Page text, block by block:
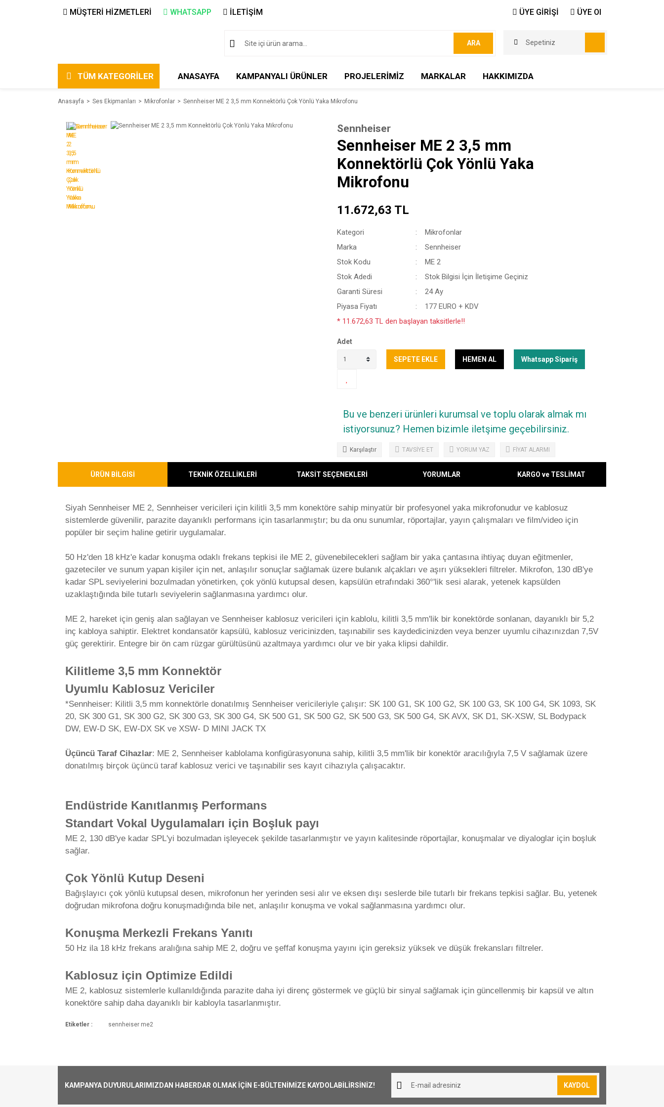
MÜŞTERİ HİZMETLERİ WHATSAPP İLETİŞİM ÜYE GİRİŞİ ÜYE Ol
ARA Sepetiniz
TÜM KATEGORİLER ANASAYFA KAMPANYALI ÜRÜNLER PROJELERİMİZ MARKALAR HAKKIMIZDA
Anasayfa Ses Ekipmanları Mikrofonlar Sennheiser ME 2 3,5 mm Konnektörlü Çok Yönlü Yaka Mikrofonu
Sennheiser
Sennheiser ME 2 3,5 mm
Konnektörlü Çok Yönlü Yaka
Mikrofonu
11.672,63 TL
Kategori
Mikrofonlar
Marka
Sennheiser
Stok Kodu
ME 2
Stok Adedi
Stok Bilgisi İçin İletişime Geçiniz
Garanti Süresi
24 Ay
Piyasa Fiyatı
177 EURO + KDV
* 11.672,63 TL den başlayan taksitlerle!!
Adet
SEPETE EKLE HEMEN AL Whatsapp Sipariş
Bu ve benzeri ürünleri kurumsal ve toplu olarak almak mı
istiyorsunuz? Hemen bizimle iletşime geçebilirsiniz.
Karşılaştır TAVSİYE ET YORUM YAZ FİYAT ALARMI
ÜRÜN BİLGİSİ TEKNİK ÖZELLİKLERİ TAKSİT SEÇENEKLERİ YORUMLAR KARGO ve TESLİMAT
Siyah Sennheiser ME 2, Sennheiser vericileri için kilitli 3,5 mm konektöre sahip minyatür bir profesyonel yaka mikrofonudur ve kablosuz
sistemlerde güvenilir, parazite dayanıklı performans için tasarlanmıştır; bu da onu sunumlar, röportajlar, yayın çalışmaları ve film/video için
popüler bir seçim haline getirir uygulamalar.
50 Hz'den 18 kHz'e kadar konuşma odaklı frekans tepkisi ile ME 2, güvenebilecekleri sağlam bir yaka çantasına ihtiyaç duyan eğitmenler,
gazeteciler ve sunum yapan kişiler için net, anlaşılır sonuçlar sağlamak üzere bulanık alçakları ve aşırı yüksekleri filtreler. Mikrofon, 130 dB'ye
kadar SPL seviyelerini bozulmadan yönetirken, çok yönlü kutupsal desen, kapsülün etrafındaki 360°'lik sesi alarak, yetenek kapsülden
uzaklaştığında bile tutarlı seviyelerin sağlanmasına yardımcı olur.
ME 2, hareket için geniş alan sağlayan ve Sennheiser kablosuz vericileri için kablolu, kilitli 3,5 mm'lik bir konektörde sonlanan, dayanıklı bir 5,2
inç kabloya sahiptir. Elektret kondansatör kapsülü, kablosuz vericinizden, taşınabilir ses kaydedicinizden veya benzer uyumlu cihazınızdan 7,5V
güç gerektirir. Entegre bir ön cam rüzgar gürültüsünü azaltmaya yardımcı olur ve bir yaka klipsi dahildir.
Kilitleme 3,5 mm Konnektör
Uyumlu Kablosuz Vericiler
*Sennheiser: Kilitli 3,5 mm konnektörle donatılmış Sennheiser vericileriyle çalışır: SK 100 G1, SK 100 G2, SK 100 G3, SK 100 G4, SK 1093, SK
20, SK 300 G1, SK 300 G2, SK 300 G3, SK 300 G4, SK 500 G1, SK 500 G2, SK 500 G3, SK 500 G4, SK AVX, SK D1, SK-XSW, SL Bodypack
DW, EW-D SK, EW-DX SK ve XSW- D MINI JACK TX
Üçüncü Taraf Cihazlar: ME 2, Sennheiser kablolama konfigürasyonuna sahip, kilitli 3,5 mm'lik bir konektör aracılığıyla 7,5 V sağlamak üzere
donatılmış birçok üçüncü taraf kablosuz verici ve taşınabilir ses kayıt cihazıyla çalışacaktır.
Endüstride Kanıtlanmış Performans
Standart Vokal Uygulamaları için Boşluk payı
ME 2, 130 dB'ye kadar SPL'yi bozulmadan işleyecek şekilde tasarlanmıştır ve yayın kalitesinde röportajlar, konuşmalar ve diyaloglar için boşluk
sağlar.
Çok Yönlü Kutup Deseni
Bağışlayıcı çok yönlü kutupsal desen, mikrofonun her yerinden sesi alır ve eksen dışı seslerde bile tutarlı bir frekans tepkisi sağlar. Bu, yetenek
doğrudan mikrofona doğru konuşmadığında bile net, anlaşılır konuşma ve vokal sağlanmasına yardımcı olur.
Konuşma Merkezli Frekans Yanıtı
50 Hz ila 18 kHz frekans aralığına sahip ME 2, doğru ve şeffaf konuşma yayını için gereksiz yüksek ve düşük frekansları filtreler.
Kablosuz için Optimize Edildi
ME 2, kablosuz sistemlerle kullanıldığında parazite daha iyi direnç göstermek ve güçlü bir sinyal sağlamak için güncellenmiş bir kapsül ve altın
konektöre sahip daha dayanıklı bir kabloyla tasarlanmıştır.
Form Factor
Lavalier
Sound Field
Mono
1000₺ Üstü siparişlerin tümü Türkiye'nin her yerine ücretsiz olarak gönderilmektedir. 1000₺ altında kalan siparişler için 30₺ kargo ücreti
alınmaktadır.
Aynı Gün Kargo
Etiketler : sennheiser me2
KAMPANYA DUYURULARIMIZDAN HABERDAR OLMAK İÇİN E-BÜLTENİMİZE KAYDOLABİLİRSİNİZ! KAYDOL